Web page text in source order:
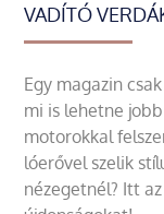
VADÍTÓ
Egy magazin
mi is lehetne
motorokkal
lóerővel szelik
nézegetnél? Itt